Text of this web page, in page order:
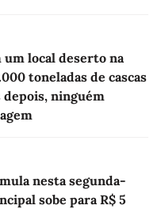
um local deserto na
toneladas de cascas
depois, ninguém
nesta segunda-
sobe para R$ 5